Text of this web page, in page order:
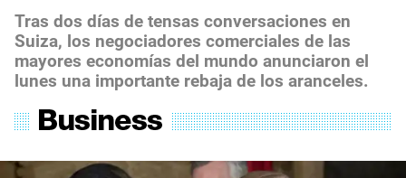
Tras dos días de tensas conversaciones en
Suiza, los negociadores comerciales de las
mayores economías del mundo anunciaron el
lunes una importante rebaja de los aranceles.